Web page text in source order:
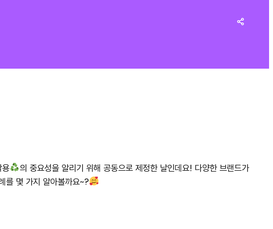
의 중요성을 알리기 위해 공동으로 제정한 날인데요! 다양한 브랜드가
를 몇 가지 알아볼까요~?